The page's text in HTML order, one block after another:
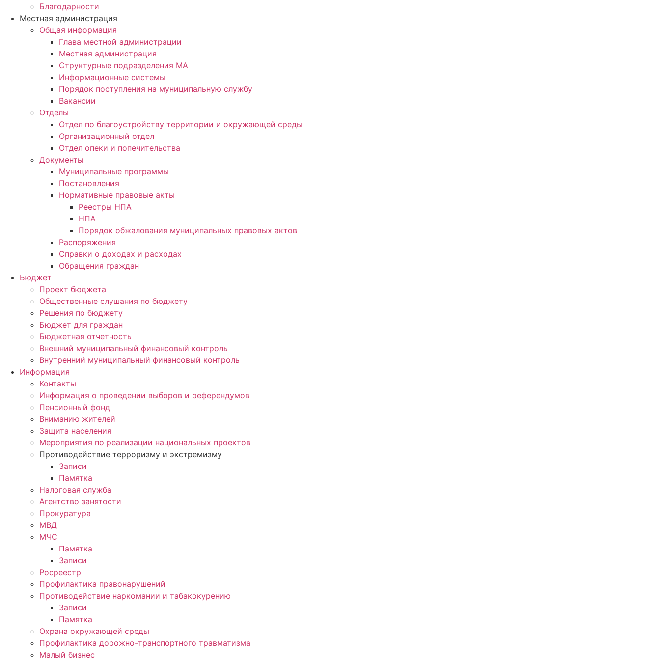
Благодарности
Местная администрация
Общая информация
Глава местной администрации
Местная администрация
Структурные подразделения МА
Информационные системы
Порядок поступления на муниципальную службу
Вакансии
Отделы
Отдел по благоустройству территории и окружающей среды
Организационный отдел
Отдел опеки и попечительства
Документы
Муниципальные программы
Постановления
Нормативные правовые акты
Реестры НПА
НПА
Порядок обжалования муниципальных правовых актов
Распоряжения
Справки о доходах и расходах
Обращения граждан
Бюджет
Проект бюджета
Общественные слушания по бюджету
Решения по бюджету
Бюджет для граждан
Бюджетная отчетность
Внешний муниципальный финансовый контроль
Внутренний муниципальный финансовый контроль
Информация
Контакты
Информация о проведении выборов и референдумов
Пенсионный фонд
Вниманию жителей
Защита населения
Мероприятия по реализации национальных проектов
Противодействие терроризму и экстремизму
Записи
Памятка
Налоговая служба
Агентство занятости
Прокуратура
МВД
МЧС
Памятка
Записи
Росреестр
Профилактика правонарушений
Противодействие наркомании и табакокурению
Записи
Памятка
Охрана окружающей среды
Профилактика дорожно-транспортного травматизма
Малый бизнес